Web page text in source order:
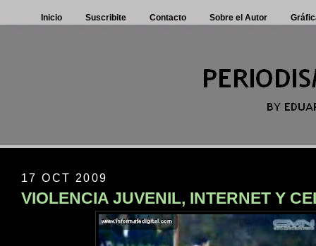
Inicio Suscribite Contacto Sobre el Autor
17 OCT 2009
VIOLENCIA JUVENIL, INTERNET Y